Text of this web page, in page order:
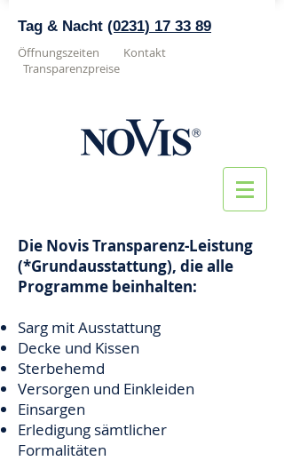
Tag & Nacht (0231) 17 33 89
Öffnungszeiten
Kontakt
Transparenzpreise
Die Novis Transparenz-Leistung
(*Grundausstattung), die alle
Programme beinhalten:
Sarg mit Ausstattung
Decke und Kissen
Sterbehemd
Versorgen und Einkleiden
Einsargen
Erledigung sämtlicher
Formalitäten